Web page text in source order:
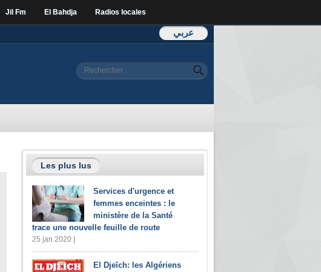
Jil Fm El Bahdja Radios locales
عربي
Formulaire de
Rechercher
Les plus lus
Services d'urgence et
femmes enceintes : le
ministère de la Santé
trace une nouvelle feuille de route
25 jan 2020 |
El Djeïch: les Algériens